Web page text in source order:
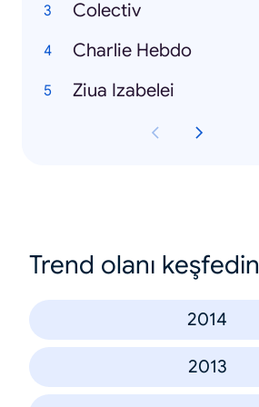
Colectiv
Charlie Hebdo
Ziua Izabelei
Trend olanı keşfedin
2014
2013